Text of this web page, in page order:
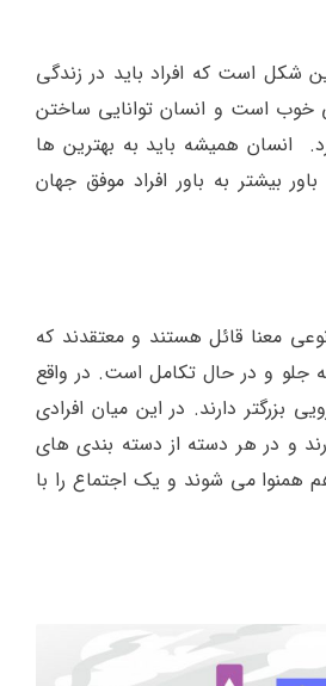
شکل است که افراد باید در زندگی
خوب است و انسان توانایی ساختن
انسان همیشه باید به بهترین ها
بیشتر به باور افراد موفق جهان
معنا قائل هستند و معتقدند که
جلو و در حال تکامل است. در واقع
بزرگتر دارند. در این میان افرادی
و در هر دسته از دسته بندی های
هم همنوا می شوند و یک اجتماع را با